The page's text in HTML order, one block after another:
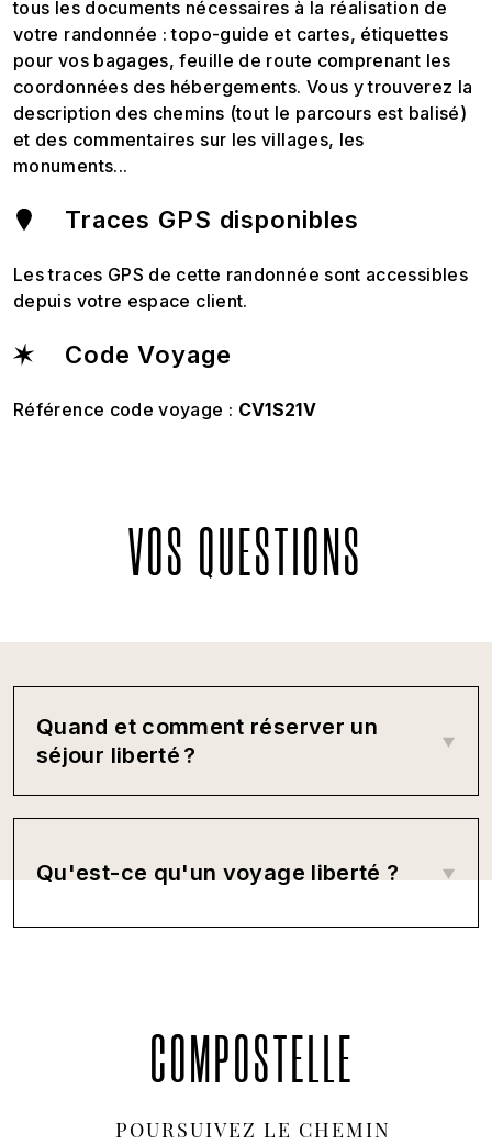
tous les documents nécessaires à la réalisation de
votre randonnée : topo-guide et cartes, étiquettes
pour vos bagages, feuille de route comprenant les
coordonnées des hébergements. Vous y trouverez la
description des chemins (tout le parcours est balisé)
et des commentaires sur les villages, les
monuments...
Traces GPS disponibles
Les traces GPS de cette randonnée sont accessibles
depuis votre espace client.
Code Voyage
Référence code voyage : CV1S21V
VOS QUESTIONS
Quand et comment réserver un
séjour liberté ?
Qu'est-ce qu'un voyage liberté ?
COMPOSTELLE
POURSUIVEZ LE CHEMIN